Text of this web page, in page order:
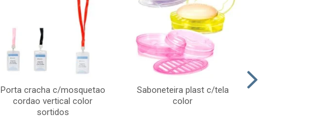
Porta cracha c/mosquetao
cordao vertical color
sortidos
Saboneteira plast c/tela
color